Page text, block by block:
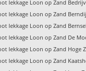
lekkage Loon op Zand
lekkage Loon op Zand
lekkage Loon op Zand
lekkage Loon op Zand De
lekkage Loon op Zand Hoge
lekkage Loon op Zand